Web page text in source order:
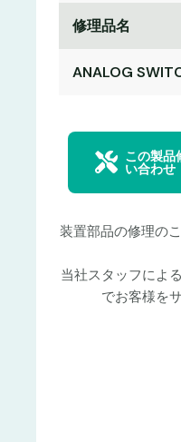
修理品名
ANALOG
この製品
い合わせ
装置部品の修理の
当社スタッフによ
でお客様を